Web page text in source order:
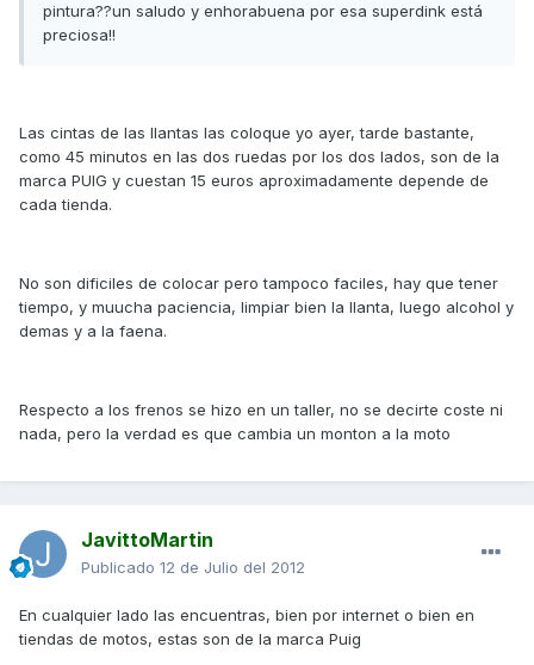
pintura??un saludo y enhorabuena por esa superdink está
preciosa!!
Las cintas de las llantas las coloque yo ayer, tarde bastante,
como 45 minutos en las dos ruedas por los dos lados, son de la
marca PUIG y cuestan 15 euros aproximadamente depende de
cada tienda.
No son dificiles de colocar pero tampoco faciles, hay que tener
tiempo, y muucha paciencia, limpiar bien la llanta, luego alcohol y
demas y a la faena.
Respecto a los frenos se hizo en un taller, no se decirte coste ni
nada, pero la verdad es que cambia un monton a la moto
JavittoMartin
Publicado 12 de Julio del 2012
En cualquier lado las encuentras, bien por internet o bien en
tiendas de motos, estas son de la marca Puig